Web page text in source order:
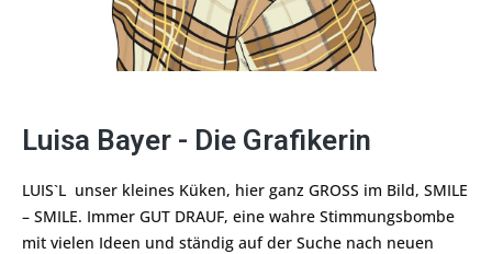
Luisa Bayer - Die Grafikerin
LUIS`L unser kleines Küken, hier ganz GROSS im Bild, SMILE
– SMILE. Immer GUT DRAUF, eine wahre Stimmungsbombe
mit vielen Ideen und ständig auf der Suche nach neuen